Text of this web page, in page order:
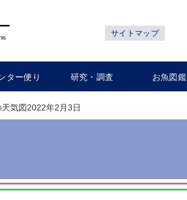
サイトマップ
ター便り 研究・調査 お魚図鑑
気図2022年2月3日